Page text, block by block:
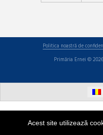
Acest site utilizează
Politica noastră de
Primăria Ernei ©